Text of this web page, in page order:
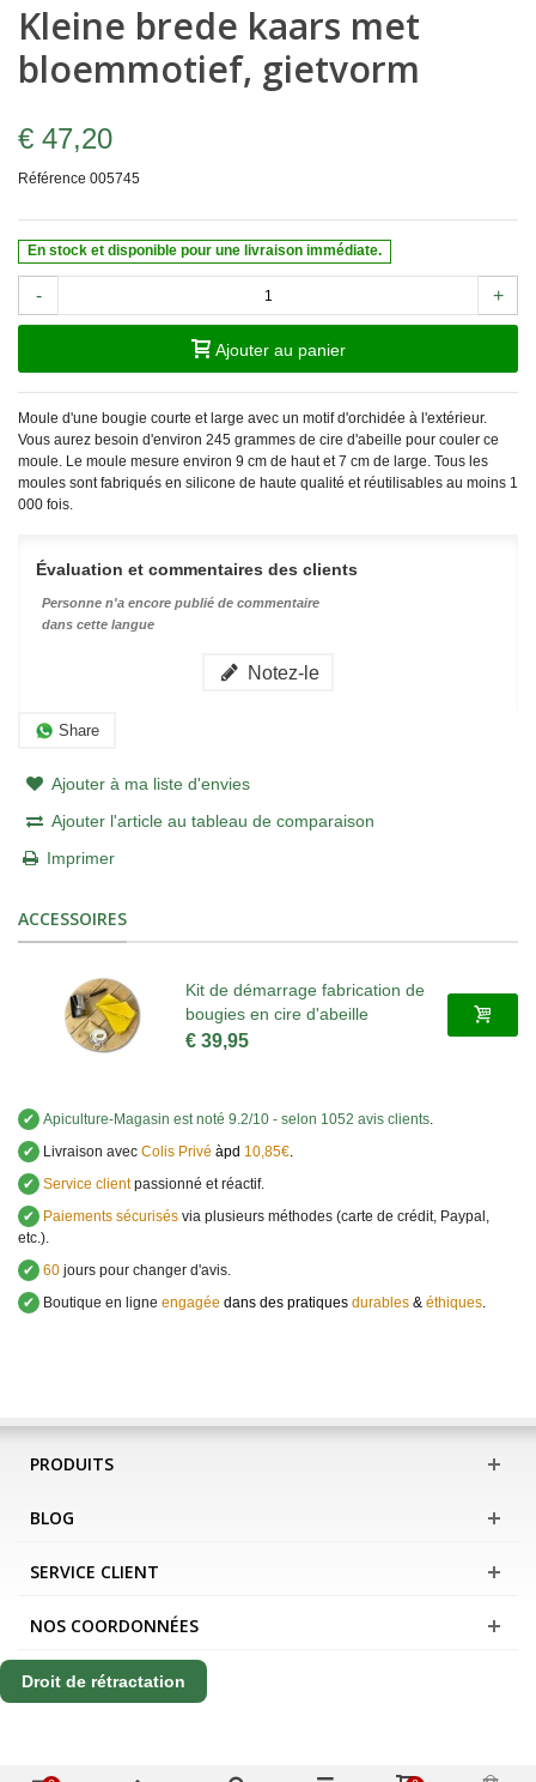
Kleine brede kaars met
bloemmotief, gietvorm
€ 47,20
Référence 005745
En stock et disponible pour une livraison immédiate.
- +
Ajouter au panier
Moule d'une bougie courte et large avec un motif d'orchidée à l'extérieur.
Vous aurez besoin d'environ 245 grammes de cire d'abeille pour couler ce
moule. Le moule mesure environ 9 cm de haut et 7 cm de large. Tous les
moules sont fabriqués en silicone de haute qualité et réutilisables au moins 1
000 fois.
Évaluation et commentaires des clients
Personne n'a encore publié de commentaire
dans cette langue
Notez-le
Share
Ajouter à ma liste d'envies
Ajouter l'article au tableau de comparaison
Imprimer
ACCESSOIRES
Kit de démarrage fabrication de
bougies en cire d'abeille
€ 39,95
✔ Apiculture-Magasin est noté 9.2/10 - selon 1052 avis clients.
✔
Livraison avec Colis Privé àpd 10,85€.
✔ Service clientpassionné et réactif.
✔
Paiements sécurisés via plusieurs méthodes (carte de crédit, Paypal,
etc.).
✔ 60 jours pour changer d'avis.
✔
Boutique en ligne engagée dans des pratiques durables & éthiques.
PRODUITS
BLOG
SERVICE CLIENT
NOS COORDONNÉES
Droit de rétractation